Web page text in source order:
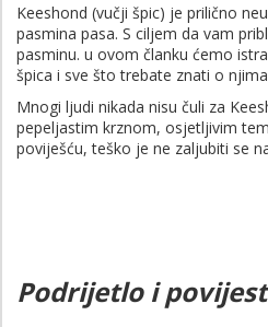
Keeshond (vučji špic) je prilično
pasmina pasa. S ciljem da vam
pasminu. u ovom članku ćemo
špica i sve što trebate znati o
Mnogi ljudi nikada nisu čuli za
pepeljastim krznom, osjetljivim
poviješću, teško je ne zaljubiti se
Podrijetlo i povijest